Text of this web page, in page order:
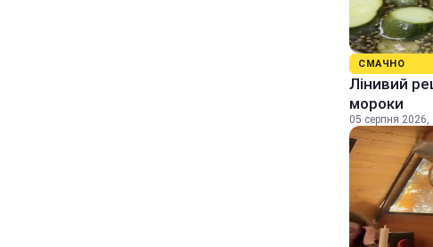
СМАЧНО
Лінивий
мороки
05 серпня 2026,